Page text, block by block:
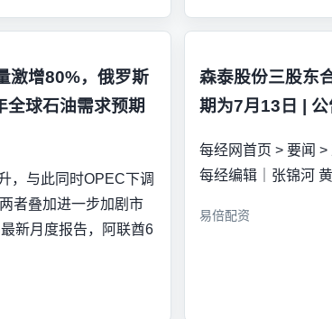
激增80%，俄罗斯
全球石油需求预期
，与此同时OPEC下调
者叠加进一步加剧市
新月度报告，阿联酋6
森泰股份三股东
期为7月13日 |
每经网首页 > 要闻
每经编辑｜张锦河
易倍配资